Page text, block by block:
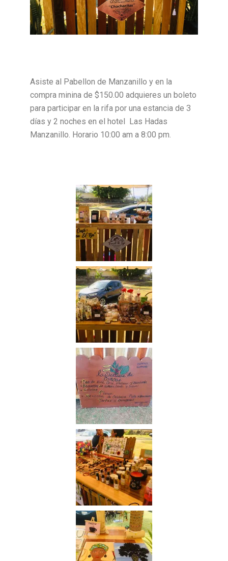
Asiste al Pabellon de Manzanillo y en la
compra minina de $150.00 adquieres un boleto
para participar en la rifa por una estancia de 3
días y 2 noches en el hotel Las Hadas
Manzanillo. Horario 10:00 am a 8:00 pm.